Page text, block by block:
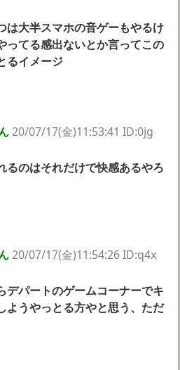
は大半スマホの音ゲーもやるけ
ってる感出ないとか言ってこの
るイメージ
20/07/17(金)11:53:41 ID:0jg
るのはそれだけで快感あるやろ
20/07/17(金)11:54:26 ID:q4x
デパートのゲームコーナーでキ
ようやっとる方やと思う、ただ